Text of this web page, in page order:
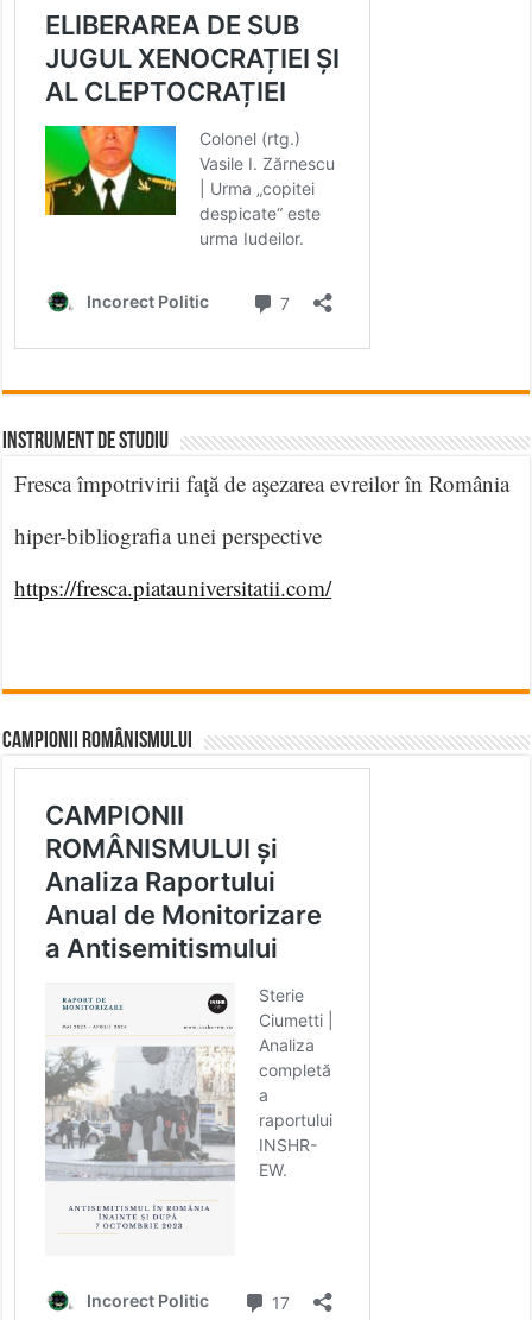
INSTRUMENT DE STUDIU
Fresca împotrivirii faţă de aşezarea evreilor în România
hiper-bibliografia unei perspective
https://fresca.piatauniversitatii.com/
CAMPIONII ROMÂNISMULUI